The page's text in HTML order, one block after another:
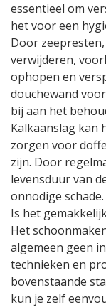
essentieel om
het voor een
Door
verwijderen,
ophopen en
douchewand
bij aan het
Kalkaanslag kan
zorgen voor
zijn. Door
levensduur van
onnodige schade.
Is het
Het
algemeen geen
technieken en
bovenstaande
kun je zelf